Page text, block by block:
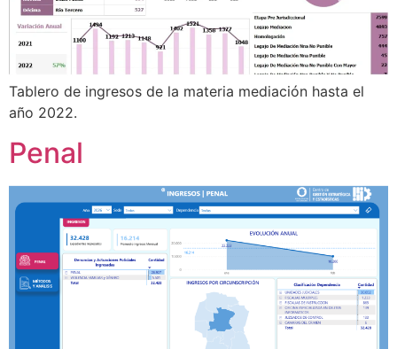
Tablero de ingresos de la materia mediación hasta el
año 2022.
Penal